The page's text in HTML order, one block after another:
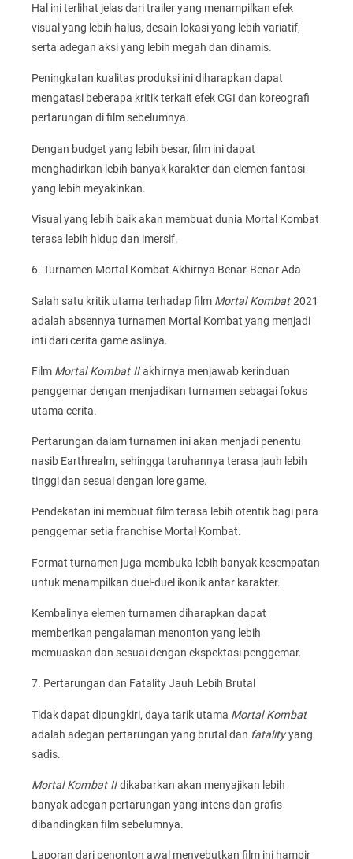
Hal ini terlihat jelas dari trailer yang menampilkan efek
visual yang lebih halus, desain lokasi yang lebih variatif,
serta adegan aksi yang lebih megah dan dinamis.
Peningkatan kualitas produksi ini diharapkan dapat
mengatasi beberapa kritik terkait efek CGI dan koreografi
pertarungan di film sebelumnya.
Dengan budget yang lebih besar, film ini dapat
menghadirkan lebih banyak karakter dan elemen fantasi
yang lebih meyakinkan.
Visual yang lebih baik akan membuat dunia Mortal Kombat
terasa lebih hidup dan imersif.
6. Turnamen Mortal Kombat Akhirnya Benar-Benar Ada
Salah satu kritik utama terhadap film Mortal Kombat2021
adalah absennya turnamen Mortal Kombat yang menjadi
inti dari cerita game aslinya.
Film Mortal Kombat IIakhirnya menjawab kerinduan
penggemar dengan menjadikan turnamen sebagai fokus
utama cerita.
Pertarungan dalam turnamen ini akan menjadi penentu
nasib Earthrealm, sehingga taruhannya terasa jauh lebih
tinggi dan sesuai dengan lore game.
Pendekatan ini membuat film terasa lebih otentik bagi para
penggemar setia franchise Mortal Kombat.
Format turnamen juga membuka lebih banyak kesempatan
untuk menampilkan duel-duel ikonik antar karakter.
Kembalinya elemen turnamen diharapkan dapat
memberikan pengalaman menonton yang lebih
memuaskan dan sesuai dengan ekspektasi penggemar.
7. Pertarungan dan Fatality Jauh Lebih Brutal
Tidak dapat dipungkiri, daya tarik utama Mortal Kombat
adalah adegan pertarungan yang brutal dan fatalityyang
sadis.
Mortal Kombat IIdikabarkan akan menyajikan lebih
banyak adegan pertarungan yang intens dan grafis
dibandingkan film sebelumnya.
Laporan dari penonton awal menyebutkan film ini hampir